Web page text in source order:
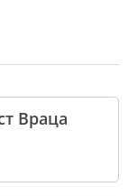
Враца